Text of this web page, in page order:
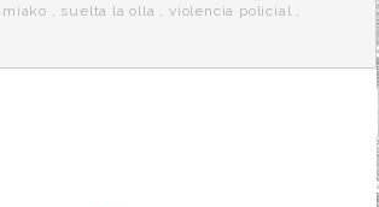
, suelta la olla ,violencia policial ,